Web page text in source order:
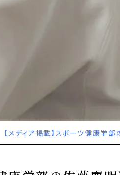
【メディア掲載】スポーツ健康学